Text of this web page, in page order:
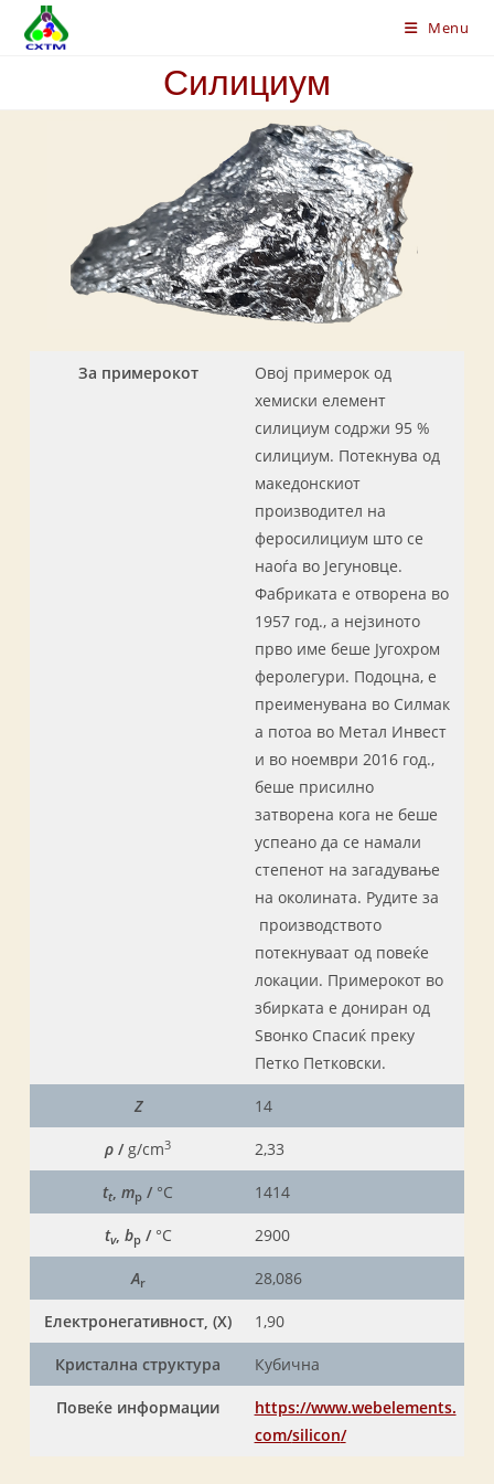
Menu
Силициум
За примерокот
Овој примерок од
хемиски елемент
силициум содржи 95 %
силициум. Потекнува од
македонскиот
производител на
феросилициум што се
наоѓа во Јегуновце.
Фабриката е отворена во
1957 год., а нејзиното
прво име беше Југохром
феролегури. Подоцна, е
преименувана во Силмак
а потоа во Метал Инвест
и во ноември 2016 год.,
беше присилно
затворена кога не беше
успеано да се намали
степенот на загадување
на околината. Рудите за
производството
потекнуваат од повеќе
локации. Примерокот во
збирката е дониран од
Ѕвонко Спасиќ преку
Петко Петковски.
Z 14
ρ /g/cm3 2,33
tt,mp / °C 1414
tv, bp/ °C 2900
Ar 28,086
Електронегативност, (X) 1,90
Кристална структура Кубична
Повеќе информации
https://www.webelements.
com/silicon/